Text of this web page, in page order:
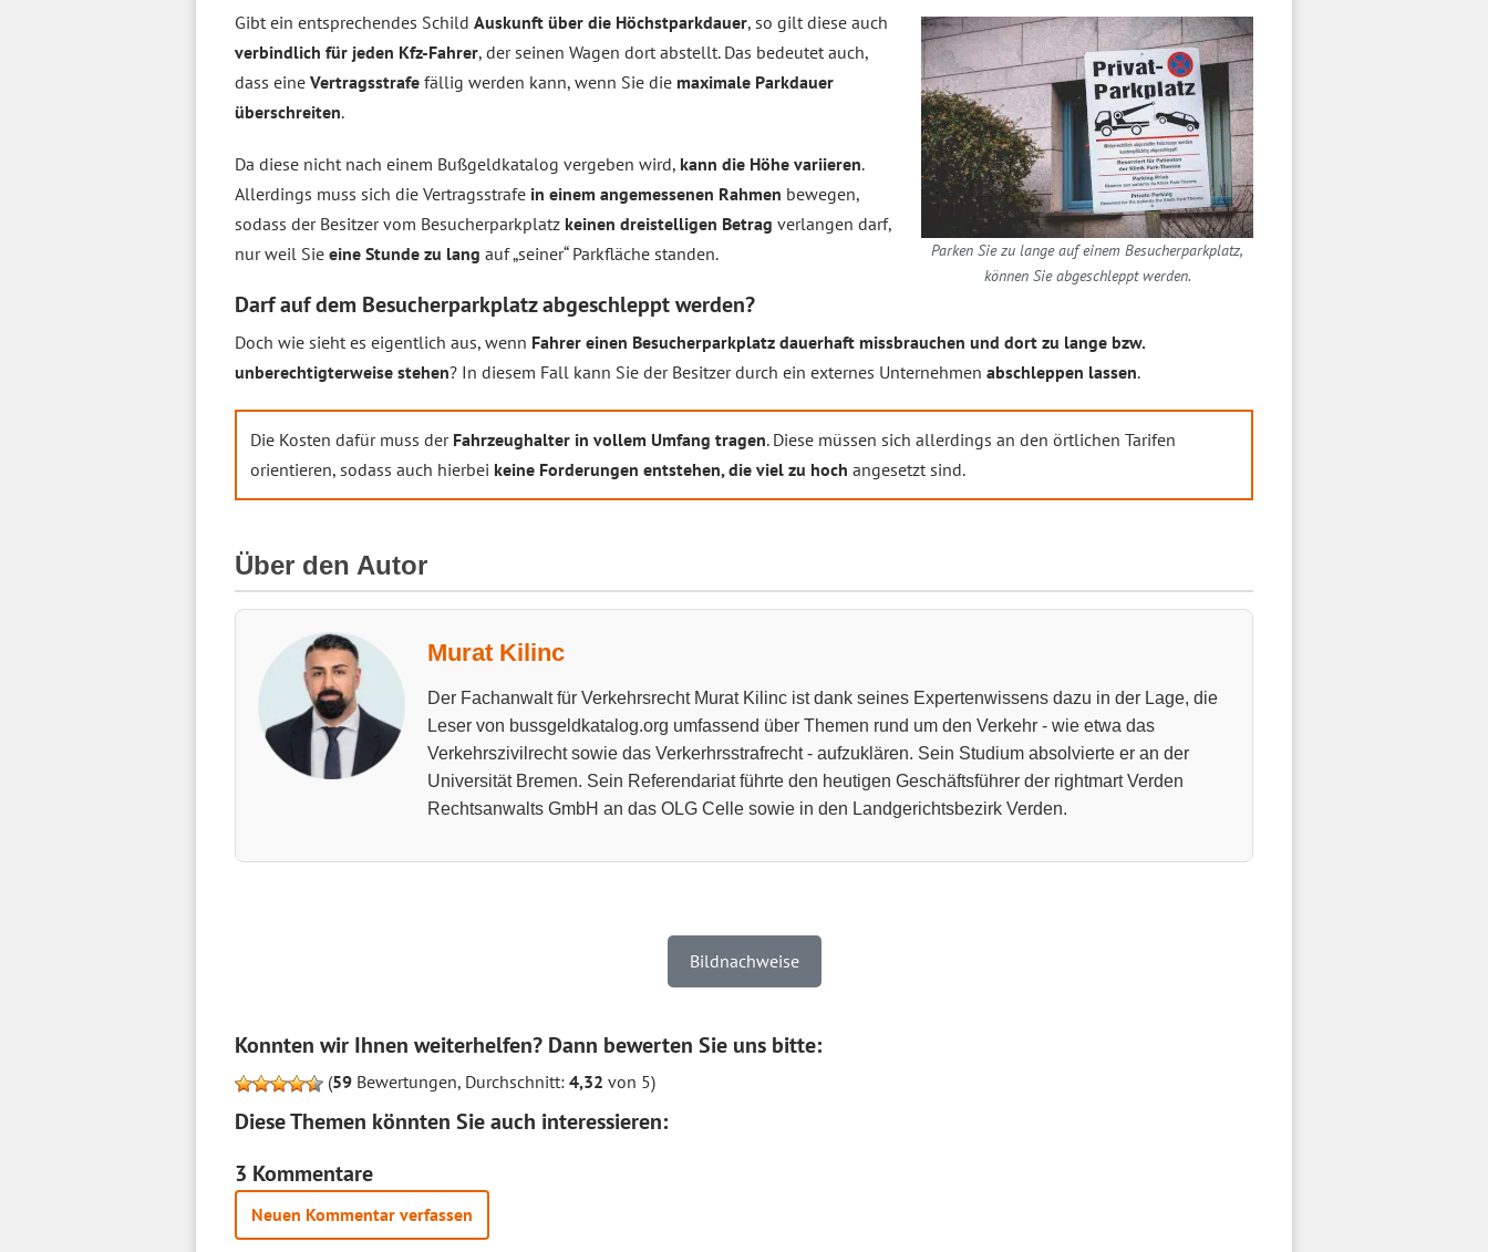
Parken Sie zu lange auf einem Besucherparkplatz,
können Sie abgeschleppt werden.
Gibt ein entsprechendes Schild Auskunft über die Höchstparkdauer, so gilt diese auch
verbindlich für jeden Kfz-Fahrer, der seinen Wagen dort abstellt. Das bedeutet auch,
dass eine Vertragsstrafe fällig werden kann, wenn Sie die maximale Parkdauer
überschreiten.
Da diese nicht nach einem Bußgeldkatalog vergeben wird, kann die Höhe variieren.
Allerdings muss sich die Vertragsstrafe in einem angemessenen Rahmen bewegen,
sodass der Besitzer vom Besucherparkplatz keinen dreistelligen Betrag verlangen darf,
nur weil Sie eine Stunde zu lang auf „seiner“ Parkfläche standen.
Darf auf dem Besucherparkplatz abgeschleppt werden?
Doch wie sieht es eigentlich aus, wenn Fahrer einen Besucherparkplatz dauerhaft missbrauchen und dort zu lange bzw.
unberechtigterweise stehen? In diesem Fall kann Sie der Besitzer durch ein externes Unternehmen abschleppen lassen.
Die Kosten dafür muss der Fahrzeughalter in vollem Umfang tragen. Diese müssen sich allerdings an den örtlichen Tarifen
orientieren, sodass auch hierbei keine Forderungen entstehen, die viel zu hoch angesetzt sind.
Über den Autor
Murat Kilinc
Der Fachanwalt für Verkehrsrecht Murat Kilinc ist dank seines Expertenwissens dazu in der Lage, die
Leser von bussgeldkatalog.org umfassend über Themen rund um den Verkehr - wie etwa das
Verkehrszivilrecht sowie das Verkerhrsstrafrecht - aufzuklären. Sein Studium absolvierte er an der
Universität Bremen. Sein Referendariat führte den heutigen Geschäftsführer der rightmart Verden
Rechtsanwalts GmbH an das OLG Celle sowie in den Landgerichtsbezirk Verden.
Bildnachweise
Konnten wir Ihnen weiterhelfen? Dann bewerten Sie uns bitte:
(59 Bewertungen, Durchschnitt: 4,32 von 5)
Diese Themen könnten Sie auch interessieren:
3 Kommentare
Neuen Kommentar verfassen